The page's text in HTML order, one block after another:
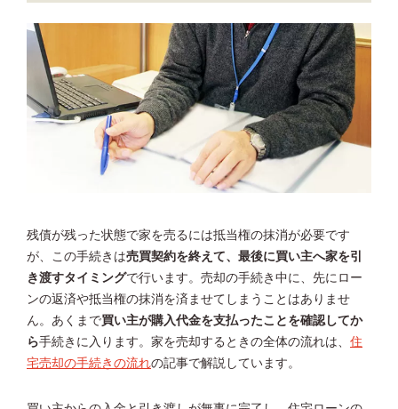
残債が残った状態で家を売るには抵当権の抹消が必要です
が、この手続きは売買契約を終えて、最後に買い主へ家を引
き渡すタイミングで行います。売却の手続き中に、先にロー
ンの返済や抵当権の抹消を済ませてしまうことはありませ
ん。あくまで買い主が購入代金を支払ったことを確認してか
ら手続きに入ります。家を売却するときの全体の流れは、 住
宅売却の手続きの流れの記事で解説しています。